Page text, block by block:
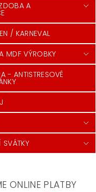
A
/ KARNEVAL
MDF VÝROBKY
- ANTISTRESOVÉ
SVÁTKY
ONLINE PLATBY